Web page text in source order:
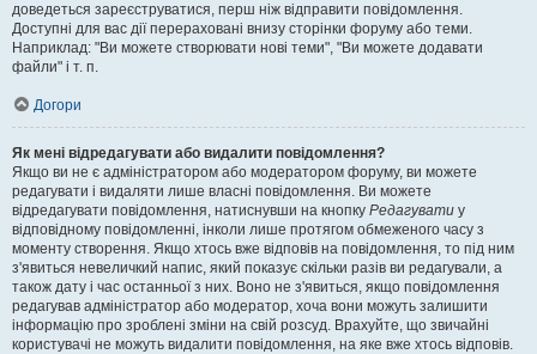
доведеться зареєструватися, перш ніж відправити повідомлення.
Доступні для вас дії перераховані внизу сторінки форуму або теми.
Наприклад: "Ви можете створювати нові теми", "Ви можете додавати
файли" і т. п.
Догори
Як мені відредагувати або видалити повідомлення?
Якщо ви не є адміністратором або модератором форуму, ви можете
редагувати і видаляти лише власні повідомлення. Ви можете
відредагувати повідомлення, натиснувши на кнопку Редагувати у
відповідному повідомленні, інколи лише протягом обмеженого часу з
моменту створення. Якщо хтось вже відповів на повідомлення, то під ним
з'явиться невеличкий напис, який показує скільки разів ви редагували, а
також дату і час останньої з них. Воно не з'явиться, якщо повідомлення
редагував адміністратор або модератор, хоча вони можуть залишити
інформацію про зроблені зміни на свій розсуд. Врахуйте, що звичайні
користувачі не можуть видалити повідомлення, на яке вже хтось відповів.